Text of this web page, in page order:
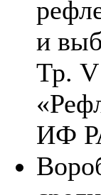
и
Тр.
ИФ